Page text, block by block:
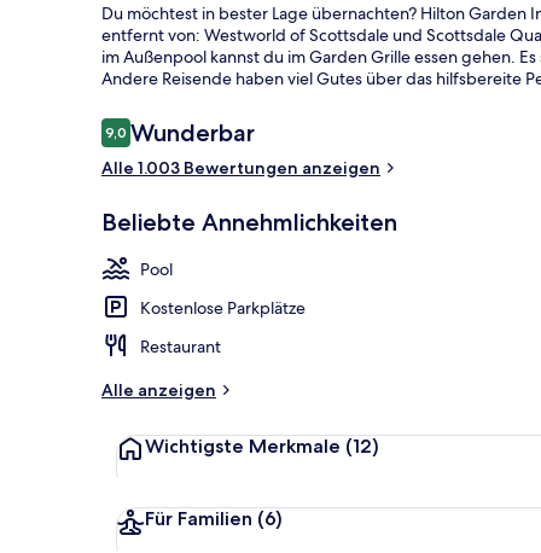
Du möchtest in bester Lage übernachten? Hilton
entfernt von: Westworld of Scottsdale und Scottsdale
im Außenpool kannst du im Garden Grille essen gehen.
Andere Reisende haben viel Gutes über das hilfsbereite
Bewertungen
9,09,0 von 10.
Wunderbar
Alle 1.003 Bewertungen anzeigen
Beliebte Annehmlichkeiten
Pool
Kostenlose Parkplätze
Restaurant
Alle anzeigen
Wichtigste Merkmale (12)
Für Familien (6)